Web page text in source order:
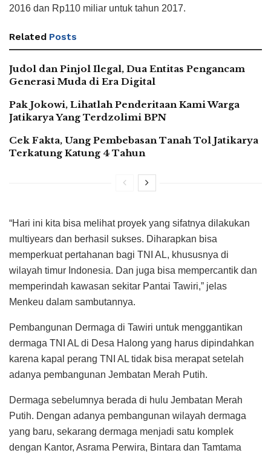
2016 dan Rp110 miliar untuk tahun 2017.
Related Posts
Judol dan Pinjol Ilegal, Dua Entitas Pengancam
Generasi Muda di Era Digital
Pak Jokowi, Lihatlah Penderitaan Kami Warga
Jatikarya Yang Terdzolimi BPN
Cek Fakta, Uang Pembebasan Tanah Tol Jatikarya
Terkatung Katung 4 Tahun
“Hari ini kita bisa melihat proyek yang sifatnya dilakukan
multiyears dan berhasil sukses. Diharapkan bisa
memperkuat pertahanan bagi TNI AL, khususnya di
wilayah timur Indonesia. Dan juga bisa mempercantik dan
memperindah kawasan sekitar Pantai Tawiri,” jelas
Menkeu dalam sambutannya.
Pembangunan Dermaga di Tawiri untuk menggantikan
dermaga TNI AL di Desa Halong yang harus dipindahkan
karena kapal perang TNI AL tidak bisa merapat setelah
adanya pembangunan Jembatan Merah Putih.
Dermaga sebelumnya berada di hulu Jembatan Merah
Putih. Dengan adanya pembangunan wilayah dermaga
yang baru, sekarang dermaga menjadi satu komplek
dengan Kantor, Asrama Perwira, Bintara dan Tamtama